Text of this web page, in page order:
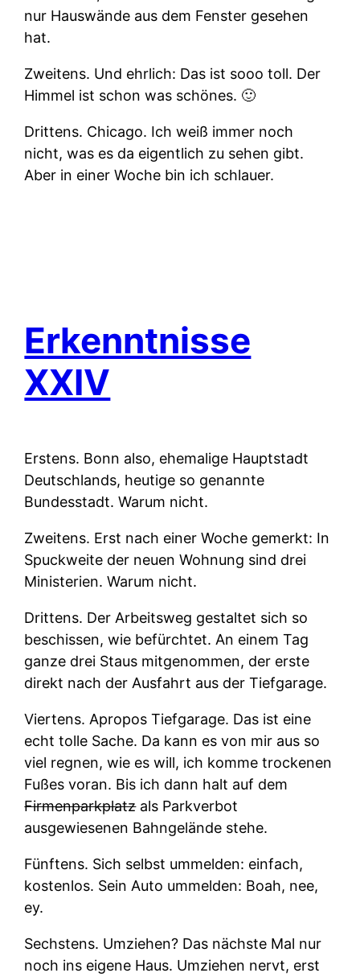
nur Hauswände aus dem Fenster gesehen
hat.
Zweitens. Und ehrlich: Das ist sooo toll. Der
Himmel ist schon was schönes. 🙂
Drittens. Chicago. Ich weiß immer noch
nicht, was es da eigentlich zu sehen gibt.
Aber in einer Woche bin ich schlauer.
Erkenntnisse
XXIV
Erstens. Bonn also, ehemalige Hauptstadt
Deutschlands, heutige so genannte
Bundesstadt. Warum nicht.
Zweitens. Erst nach einer Woche gemerkt: In
Spuckweite der neuen Wohnung sind drei
Ministerien. Warum nicht.
Drittens. Der Arbeitsweg gestaltet sich so
beschissen, wie befürchtet. An einem Tag
ganze drei Staus mitgenommen, der erste
direkt nach der Ausfahrt aus der Tiefgarage.
Viertens. Apropos Tiefgarage. Das ist eine
echt tolle Sache. Da kann es von mir aus so
viel regnen, wie es will, ich komme trockenen
Fußes voran. Bis ich dann halt auf dem
Firmenparkplatzals Parkverbot
ausgewiesenen Bahngelände stehe.
Fünftens. Sich selbst ummelden: einfach,
kostenlos. Sein Auto ummelden: Boah, nee,
ey.
Sechstens. Umziehen? Das nächste Mal nur
noch ins eigene Haus. Umziehen nervt, erst